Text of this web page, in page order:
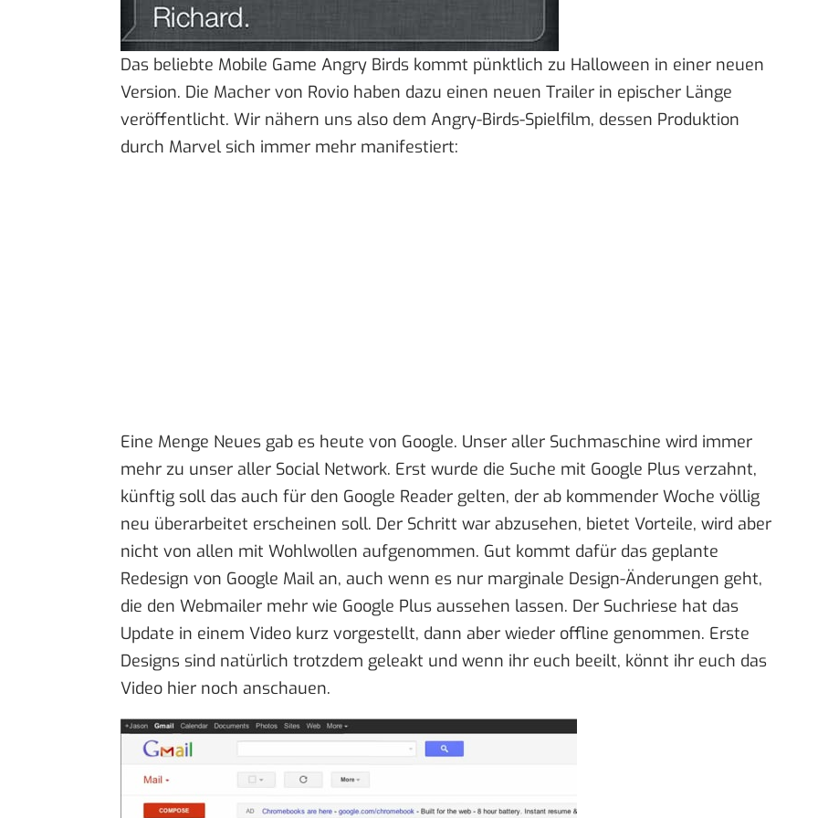
Das beliebte Mobile Game Angry Birds kommt pünktlich zu Halloween in einer neuen
Version. Die Macher von Rovio haben dazu einen neuen Trailer in epischer Länge
veröffentlicht. Wir nähern uns also dem Angry-Birds-Spielfilm, dessen Produktion
durch Marvel sich immer mehr manifestiert:
Eine Menge Neues gab es heute von Google. Unser aller Suchmaschine wird immer
mehr zu unser aller Social Network. Erst wurde die Suche mit Google Plus verzahnt,
künftig soll das auch für den Google Reader gelten, der ab kommender Woche völlig
neu überarbeitet erscheinen soll. Der Schritt war abzusehen, bietet Vorteile, wird aber
nicht von allen mit Wohlwollen aufgenommen. Gut kommt dafür das geplante
Redesign von Google Mail an, auch wenn es nur marginale Design-Änderungen geht,
die den Webmailer mehr wie Google Plus aussehen lassen. Der Suchriese hat das
Update in einem Video kurz vorgestellt, dann aber wieder offline genommen. Erste
Designs sind natürlich trotzdem geleakt und wenn ihr euch beeilt, könnt ihr euch das
Video hier noch anschauen.